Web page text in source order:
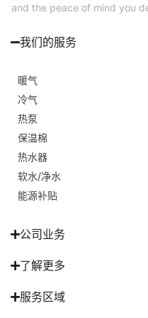
and the peace of mind you
我们的服务
暖气
冷气
热泵
保温棉
热水器
软水/净水
能源补贴
公司业务
了解更多
服务区域